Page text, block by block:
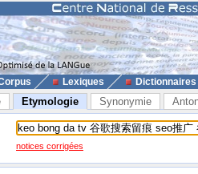
Lexiques Dictionnaires
Etymologie Synonymie
notices corrigées